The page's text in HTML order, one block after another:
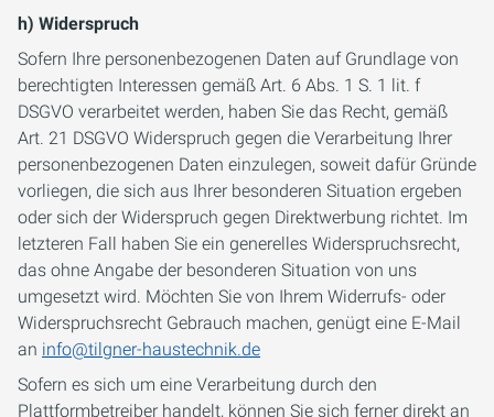
h) Widerspruch
Sofern Ihre personenbezogenen Daten auf Grundlage von
berechtigten Interessen gemäß Art. 6 Abs. 1 S. 1 lit. f
DSGVO verarbeitet werden, haben Sie das Recht, gemäß
Art. 21 DSGVO Widerspruch gegen die Verarbeitung Ihrer
personenbezogenen Daten einzulegen, soweit dafür Gründe
vorliegen, die sich aus Ihrer besonderen Situation ergeben
oder sich der Widerspruch gegen Direktwerbung richtet. Im
letzteren Fall haben Sie ein generelles Widerspruchsrecht,
das ohne Angabe der besonderen Situation von uns
umgesetzt wird. Möchten Sie von Ihrem Widerrufs- oder
Widerspruchsrecht Gebrauch machen, genügt eine E-Mail
an info@tilgner-haustechnik.de
Sofern es sich um eine Verarbeitung durch den
Plattformbetreiber handelt, können Sie sich ferner direkt an